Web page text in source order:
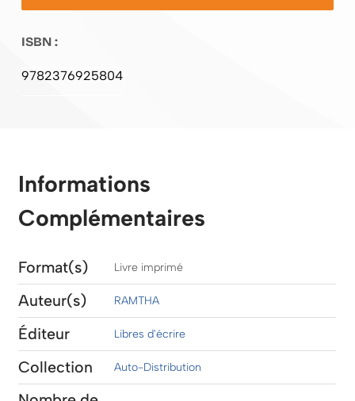
ISBN :
9782376925804
Informations
Complémentaires
Format(s) Livre imprimé
Auteur(s) RAMTHA
Éditeur Libres d'écrire
Collection Auto-Distribution